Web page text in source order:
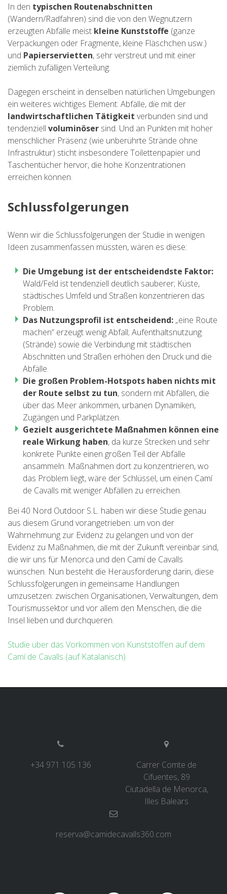
In den typischen Routenabschnitten
(Wandern/Radfahren) sind die von den Wegnutzern
erzeugten Abfälle meist kleine Kunststoffe (ganze
Verpackungen oder Fragmente, kleine Fläschchen usw.)
und Papierservietten, sehr verstreut und mit einer
ziemlich zufälligen Verteilung.
Dagegen erscheint in denselben natürlichen Umgebungen
ein weiteres wichtiges Element: Abfälle, die mit der
landwirtschaftlichen Tätigkeit verbunden sind und
tendenziell voluminöser sind. Und an Punkten mit hoher
menschlicher Präsenz (wie unberührte Strände ohne
Infrastruktur) sticht insbesondere Toilettenpapier und
Taschentücher hervor, die hohe Konzentrationen
erreichen können.
Schlussfolgerungen
Wenn wir die Schlussfolgerungen der Studie in wenigen
Ideen zusammenfassen müssten, wären es diese:
Die Umgebung ist der entscheidendste Faktor:
Wald/Feld ist tendenziell deutlich sauberer; Küste,
städtisches Umfeld und Straßen konzentrieren das
Problem.
Das Nutzungsprofil ist entscheidend: „eine Route
machen“ erzeugt wenig Abfall; Aufenthaltsnutzung
(Strände) sowie die Verbindung mit städtischen
Abschnitten und Straßen erhöhen den Druck und die
Abfälle.
Die großen Problem-Hotspots haben nichts mit
der Route selbst zu tun, sondern mit Abfällen, die
über das Meer ankommen, urbanen Dynamiken,
Zugängen und Parkplätzen.
Gezielt ausgerichtete Maßnahmen können eine
reale Wirkung haben, da kurze Strecken und sehr
konkrete Punkte einen großen Teil der Abfälle
ansammeln. Maßnahmen dort zu konzentrieren, wo
das Problem liegt, wäre der Schlüssel, um einen Camí
de Cavalls mit weniger Abfällen zu erreichen.
Bei 40 Nord Outdoor S.L. haben wir diese Studie genau
aus diesem Grund vorangetrieben: um von der
Wahrnehmung zur Evidenz zu gelangen und von der
Evidenz zu Maßnahmen, die mit der Zukunft vereinbar sind,
die wir uns für Menorca und den Camí de Cavalls
wünschen. Nun besteht die Herausforderung darin, diese
Schlussfolgerungen in gemeinsame Handlungen
umzusetzen: zwischen Organisationen, Verwaltungen, dem
Tourismussektor und vor allem den Menschen, die die
Insel lieben und durchqueren.
Studie über das Vorkommen von Kunststoffen auf dem
Camí de Cavalls (auf Katalanisch)
+34 971 105 136
Carrer Comte de
Cifuentes, 89
Ciutadella de Menorca,
Illes Balears
reserva@camidecavalls360.com